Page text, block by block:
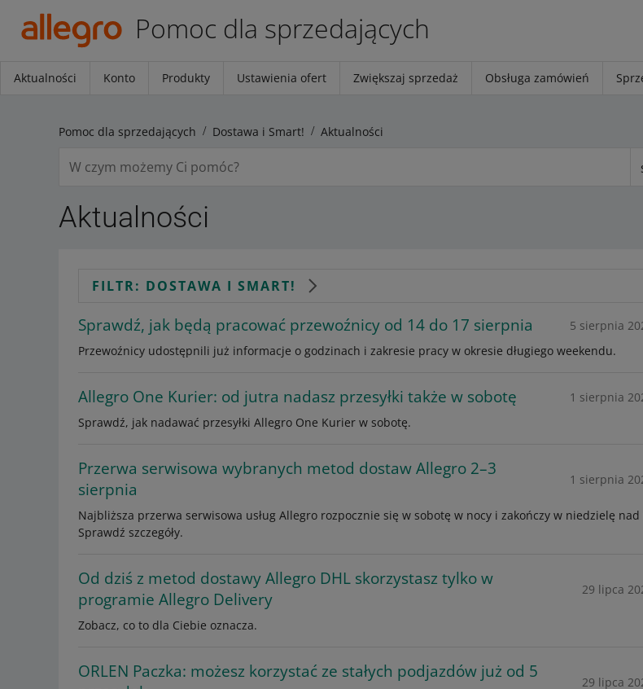
Pomoc dla sprzedających
Aktualności Konto Produkty Ustawienia ofert Zwiększaj sprzedaż Obsługa zamówień
Pomoc dla sprzedających Dostawa i Smart! Aktualności
Aktualności
FILTR: DOSTAWA I SMART!
Sprawdź, jak będą pracować przewoźnicy od 14 do 17 sierpnia
5 sierpnia
Przewoźnicy udostępnili już informacje o godzinach i zakresie pracy w okresie długiego weekendu.
Allegro One Kurier: od jutra nadasz przesyłki także w sobotę
1 sierpnia
Sprawdź, jak nadawać przesyłki Allegro One Kurier w sobotę.
Przerwa serwisowa wybranych metod dostaw Allegro 2–3
sierpnia
1 sierpnia
Najbliższa przerwa serwisowa usług Allegro rozpocznie się w sobotę w nocy i zakończy w niedzielę
Sprawdź szczegóły.
Od dziś z metod dostawy Allegro DHL skorzystasz tylko w
programie Allegro Delivery
29 lipca
Zobacz, co to dla Ciebie oznacza.
ORLEN Paczka: możesz korzystać ze stałych podjazdów już od 5
29 lipca